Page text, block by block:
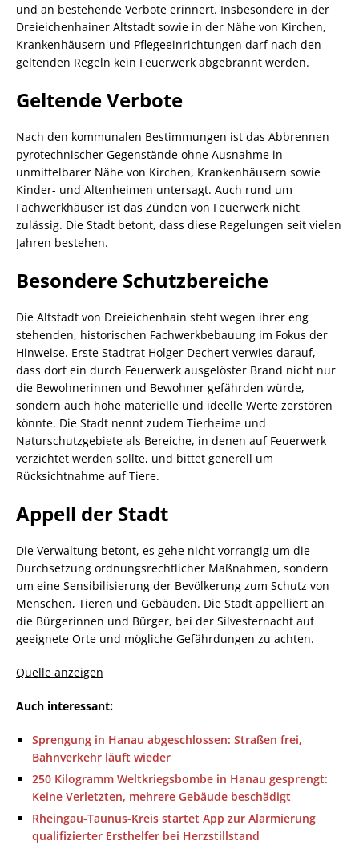
und an bestehende Verbote erinnert. Insbesondere in der
Dreieichenhainer Altstadt sowie in der Nähe von Kirchen,
Krankenhäusern und Pflegeeinrichtungen darf nach den
geltenden Regeln kein Feuerwerk abgebrannt werden.
Geltende Verbote
Nach den kommunalen Bestimmungen ist das Abbrennen
pyrotechnischer Gegenstände ohne Ausnahme in
unmittelbarer Nähe von Kirchen, Krankenhäusern sowie
Kinder- und Altenheimen untersagt. Auch rund um
Fachwerkhäuser ist das Zünden von Feuerwerk nicht
zulässig. Die Stadt betont, dass diese Regelungen seit vielen
Jahren bestehen.
Besondere Schutzbereiche
Die Altstadt von Dreieichenhain steht wegen ihrer eng
stehenden, historischen Fachwerkbebauung im Fokus der
Hinweise. Erste Stadtrat Holger Dechert verwies darauf,
dass dort ein durch Feuerwerk ausgelöster Brand nicht nur
die Bewohnerinnen und Bewohner gefährden würde,
sondern auch hohe materielle und ideelle Werte zerstören
könnte. Die Stadt nennt zudem Tierheime und
Naturschutzgebiete als Bereiche, in denen auf Feuerwerk
verzichtet werden sollte, und bittet generell um
Rücksichtnahme auf Tiere.
Appell der Stadt
Die Verwaltung betont, es gehe nicht vorrangig um die
Durchsetzung ordnungsrechtlicher Maßnahmen, sondern
um eine Sensibilisierung der Bevölkerung zum Schutz von
Menschen, Tieren und Gebäuden. Die Stadt appelliert an
die Bürgerinnen und Bürger, bei der Silvesternacht auf
geeignete Orte und mögliche Gefährdungen zu achten.
Quelle anzeigen
Auch interessant:
Sprengung in Hanau abgeschlossen: Straßen frei,
Bahnverkehr läuft wieder
250 Kilogramm Weltkriegsbombe in Hanau gesprengt:
Keine Verletzten, mehrere Gebäude beschädigt
Rheingau-Taunus-Kreis startet App zur Alarmierung
qualifizierter Ersthelfer bei Herzstillstand